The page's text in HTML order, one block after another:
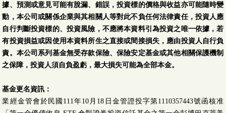
據、預測或意見可能有脫漏、錯誤，投資標的價格與收益亦可能隨時變
動，本公司或關係企業與其相關人等對此不負任何法律責任，投資人應
自行判斷投資標的、投資風險，不應將本資料引為投資之唯一依據，若
有投資損益或因使用本資料所生之直接或間接損失，應由投資人自行負
責。本公司系列基金無受存款保險、保險安定基金或其他相關保護機制
之保障，投資人須自負盈虧，最大損失可能為全部本金。
基金更名資訊：
業經金管會於民國111年10月18日金管證投字第1110357443號函核准